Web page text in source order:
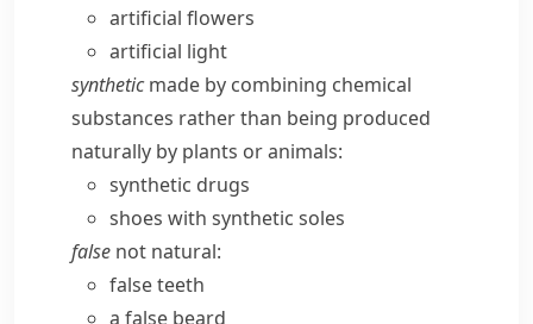
artificial flowers
artificial light
syntheticmade by combining chemical
substances rather than being produced
naturally by plants or animals:
synthetic drugs
shoes with synthetic soles
false not natural:
false teeth
a false beard